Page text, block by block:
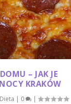
– JAK JE
KRAKÓW
Dieta | 0 |